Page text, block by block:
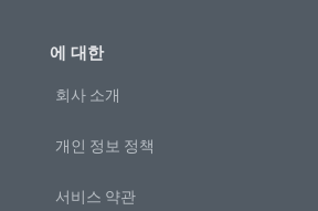
에 대한
회사 소개
개인 정보 정책
서비스 약관